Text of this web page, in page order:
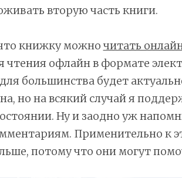
вторую часть книги.
книжку можно читать
чтения офлайн в формате
большинства будет
но на всякий случай я
Ну и заодно уж
Применительно к
потому что они могут